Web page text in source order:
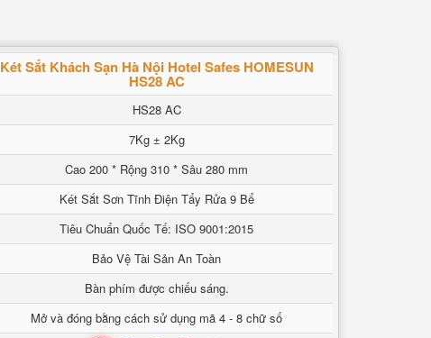
Két Sắt Khách Sạn Hà Nội Hotel Safes HOMESUN
HS28 AC
HS28 AC
7Kg ± 2Kg
Cao 200 * Rộng 310 * Sâu 280 mm
Két Sắt Sơn Tĩnh Điện Tẩy Rửa 9 Bể
Tiêu Chuẩn Quốc Tế: ISO 9001:2015
Bảo Vệ Tài Sản An Toàn
Bàn phím được chiếu sáng.
Mở và đóng bằng cách sử dụng mã 4 - 8 chữ số